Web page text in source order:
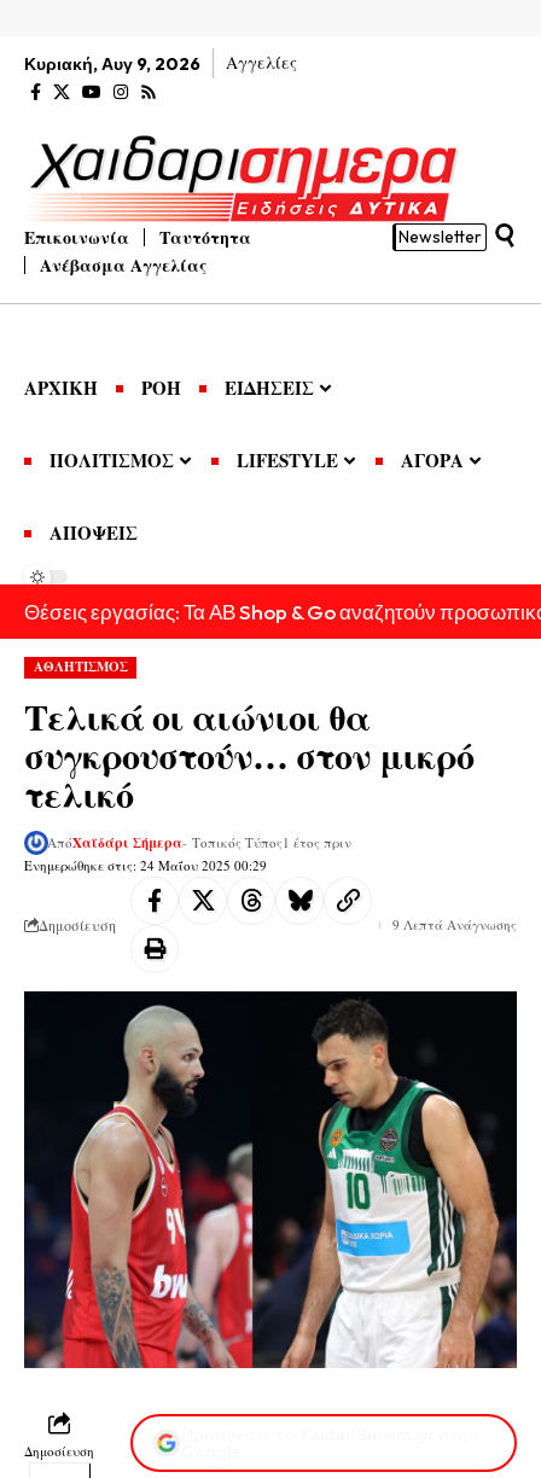
Κυριακή, Αυγ 9, 2026 Αγγελίες
Επικοινωνία
Ταυτότητα
Ανέβασμα Αγγελίας
Newsletter
ΑΡΧΙΚΗ ΡΟΗ ΕΙΔΗΣΕΙΣ
ΠΟΛΙΤΙΣΜΟΣ LIFESTYLE ΑΓΟΡΑ
ΑΠΟΨΕΙΣ
Θέσεις εργασίας: Τα ΑΒ Shop & Go αναζητούν
ΑΘΛΗΤΙΣΜΟΣ
Τελικά οι αιώνιοι θα
συγκρουστούν… στον μικρό
τελικό
Ενημερώθηκε στις: 24 Μαΐου 2025 00:29
ΑπόΧαϊδάρι Σήμερα- Τοπικός Τύπος 1 έτος πριν
Δημοσίευση 9 Λεπτά Ανάγνωσης
Δημοσίευση